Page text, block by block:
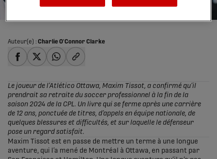
Auteur(e) : Charlie O'Connor Clarke
Le joueur de l’Atlético Ottawa, Maxim Tissot, a confirmé qu’il
prendrait sa retraite du soccer professionnel à la fin de la
saison 2024 de la CPL. Un livre qui se ferme après une carrière
de 12 ans, ponctuée de titres, d’appels en équipe nationale, de
quelques blessures et difficultés, et sur laquelle le défenseur
pose un regard satisfait.
Maxim Tissot est en passe de mettre un terme à une longue
aventure, qui l’a mené de Montréal à Ottawa, en passant par